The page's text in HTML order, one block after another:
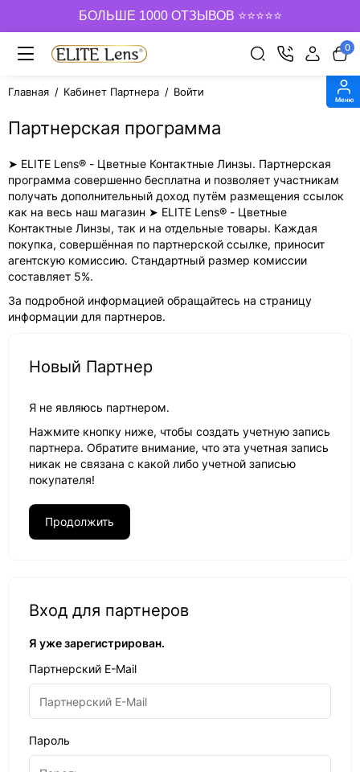
Меню
БОЛЬШЕ 1000 ОТЗЫВОВ ⭐⭐⭐⭐⭐
0
Главная Кабинет Партнера Войти
Партнерская программа
➤ ELITE Lens® - Цветные Контактные Линзы. Партнерская
программа совершенно бесплатна и позволяет участникам
получать дополнительный доход путём размещения ссылок
как на весь наш магазин ➤ ELITE Lens® - Цветные
Контактные Линзы, так и на отдельные товары. Каждая
покупка, совершённая по партнерской ссылке, приносит
агентскую комиссию. Стандартный размер комиссии
составляет 5%.
За подробной информацией обращайтесь на страницу
информации для партнеров.
Новый Партнер
Я не являюсь партнером.
Нажмите кнопку ниже, чтобы создать учетную запись
партнера. Обратите внимание, что эта учетная запись
никак не связана с какой либо учетной записью
покупателя!
Продолжить
Вход для партнеров
Я уже зарегистрирован.
Партнерский E-Mail
Пароль